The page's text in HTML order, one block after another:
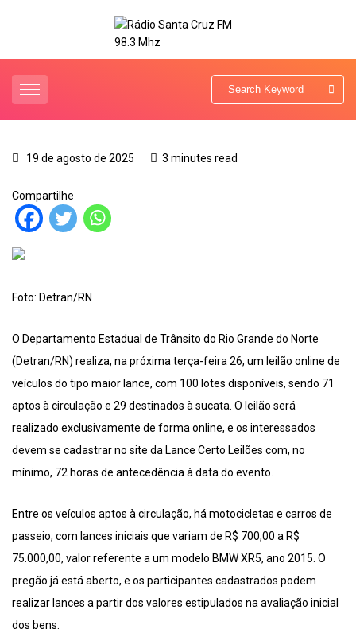
19 de agosto de 2025 3 minutes read
Compartilhe
Foto: Detran/RN
O Departamento Estadual de Trânsito do Rio Grande do Norte
(Detran/RN) realiza, na próxima terça-feira 26, um leilão online de
veículos do tipo maior lance, com 100 lotes disponíveis, sendo 71
aptos à circulação e 29 destinados à sucata. O leilão será
realizado exclusivamente de forma online, e os interessados
devem se cadastrar no site da Lance Certo Leilões com, no
mínimo, 72 horas de antecedência à data do evento.
Entre os veículos aptos à circulação, há motocicletas e carros de
passeio, com lances iniciais que variam de R$ 700,00 a R$
75.000,00, valor referente a um modelo BMW XR5, ano 2015. O
pregão já está aberto, e os participantes cadastrados podem
realizar lances a partir dos valores estipulados na avaliação inicial
dos bens.